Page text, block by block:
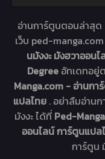
อ่านการ์ตูนตอนล่าสุด
เว็บ ped-manga.com
นมังงะ มังฮวาออน
Degree อัทเดทอยู่
Manga.com - อ่านกา
แปลไทย . อย่าลืมอ่าน
มังงะ ได้ที่ Ped-
ออนไลน์ การ์ตูนแปล
การ์ตูน